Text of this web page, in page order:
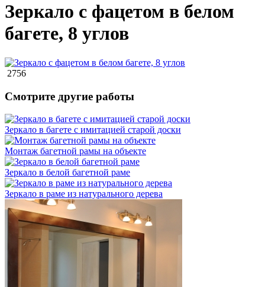
Зеркало с фацетом в белом
багете, 8 углов
2756
Смотрите другие работы
Зеркало в багете с имитацией старой доски
Монтаж багетной рамы на объекте
Зеркало в белой багетной раме
Зеркало в раме из натурального дерева